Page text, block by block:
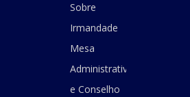
Sobre
Irmandade
Mesa
Administrativa
e Conselho